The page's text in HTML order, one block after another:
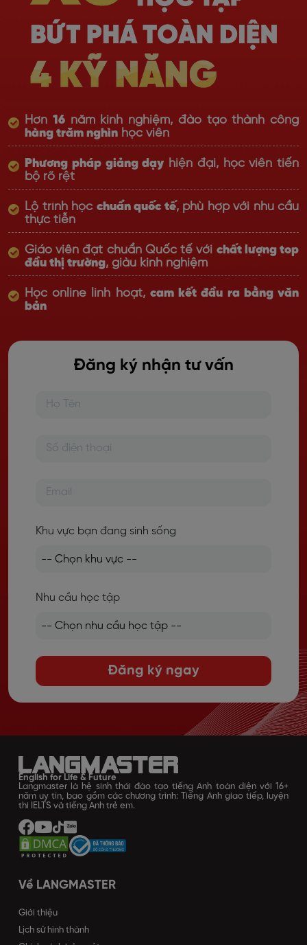
Hơn 16năm kinh nghiệm, đào tạo thành công
hàng trăm nghìn học viên
Phương pháp giảng dạy hiện đại, học viên tiến
bộ rõ rệt
Lộ trình học chuẩn quốc tế, phù hợp với nhu cầu
thực tiễn
Giáo viên đạt chuẩn Quốc tế với chất lượng top
đầu thị trường, giàu kinh nghiệm
Học online linh hoạt, cam kết đầu ra bằng văn
bản
Đăng ký nhận tư vấn
Khu vực bạn đang sinh sống
Nhu cầu học tập
Đăng ký ngay
English for Life & Future
Langmaster là hệ sinh thái đào tạo tiếng Anh toàn diện với 16+
năm uy tín, bao gồm các chương trình: Tiếng Anh giao tiếp, luyện
thi IELTS và tiếng Anh trẻ em.
Về LANGMASTER
Giới thiệu
Lịch sử hình thành